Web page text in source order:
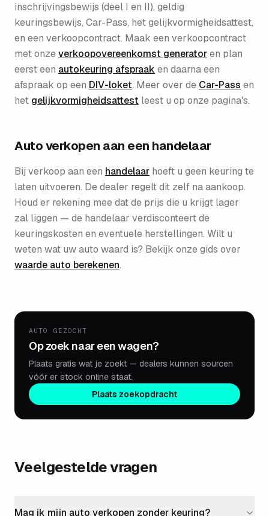
inschrijvingsbewijs (deel I en II), geldig
keuringsbewijs, Car-Pass, het gelijkvormigheidsattest,
en een verkoopcontract. Maak een verkoopcontract
met onzeverkoopovereenkomst generatoren plan
eerst een autokeuring afspraak en daarna een
afspraak op een DIV-loket. Meer over de Car-Pass en
het gelijkvormigheidsattest leest u op onze pagina's.
Auto verkopen aan een handelaar
Bij verkoop aan een handelaar hoeft u geen keuring te
laten uitvoeren. De dealer regelt dit zelf na aankoop.
Houd er rekening mee dat de prijs die u krijgt lager
zal liggen — de handelaar verdisconteert de
keuringskosten en eventuele herstellingen. Wilt u
weten wat uw auto waard is? Bekijk onze gids over
waarde auto berekenen.
AUTO GEZOCHT
Op zoek naar een wagen?
Plaats gratis wat je zoekt — dealers kunnen sourcen
vóór er stock online staat.
Plaats zoekopdracht
Veelgestelde vragen
Mag ik mijn auto verkopen zonder keuring?